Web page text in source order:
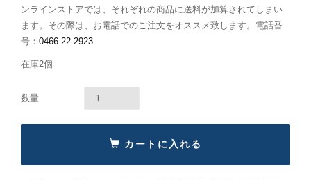
ンラインストアでは、それぞれの商品に送料が加算されてしまい
ます。その際は、お電話でのご注文をオススメ致します。電話番
号： 0466-22-2923
在庫2個
カートに入れる